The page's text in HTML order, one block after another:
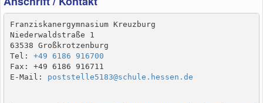
Franziskanergymnasium Kreuzburg
Niederwaldstraße 1
63538 Großkrotzenburg
Tel: +49 6186 916700
Fax: +49 6186 916711
E-Mail: poststelle5183@schule.hessen.de